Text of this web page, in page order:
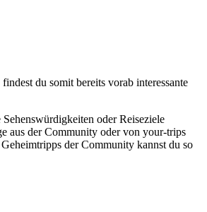
du somit bereits vorab interessante
oder Reiseziele
aus der Community oder von your-trips
der Community kannst du so